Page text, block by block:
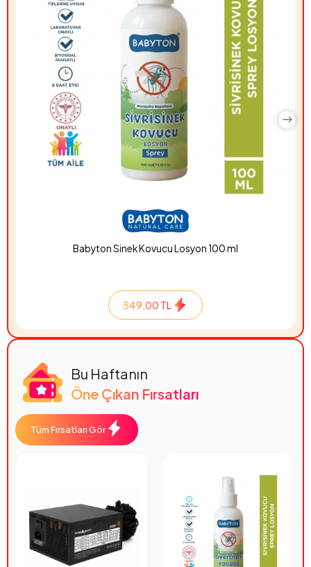
Babyton Sinek Kovucu Losyon 100 ml
549,00 TL
Bu Haftanın
Öne Çıkan Fırsatları
Tüm Fırsatları Gör